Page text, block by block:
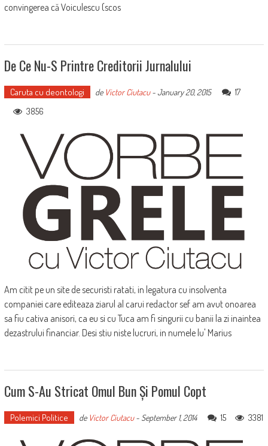
convingerea că Voiculescu (scos
De Ce Nu-S Printre Creditorii Jurnalului
Caruta cu deontologi de Victor Ciutacu-January 20, 2015
17
3856
Am citit pe un site de securisti ratati, in legatura cu insolventa
companiei care editeaza ziarul al carui redactor sef am avut onoarea
sa fiu cativa anisori, ca eu si cu Tuca am fi singurii cu banii la zi inaintea
dezastrului financiar. Desi stiu niste lucruri, in numele lu' Marius
Cum S-Au Stricat Omul Bun Și Pomul Copt
Polemici Politice de Victor Ciutacu- September 1, 2014 15 3381